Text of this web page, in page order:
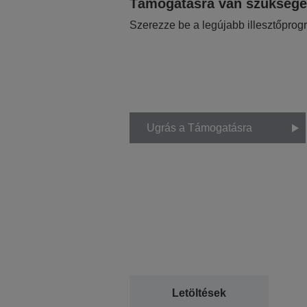
Támogatásra van
Szerezze be a legújabb
Ugrás a Támogatásra
Letöltések